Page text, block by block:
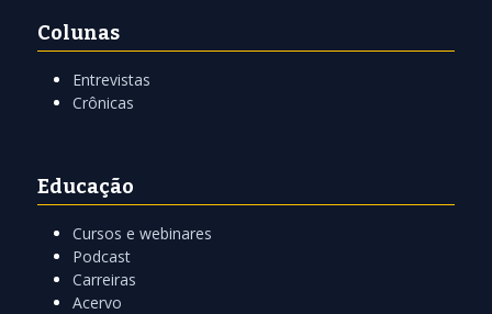
Colunas
Entrevistas
Crônicas
Educação
Cursos e webinares
Podcast
Carreiras
Acervo